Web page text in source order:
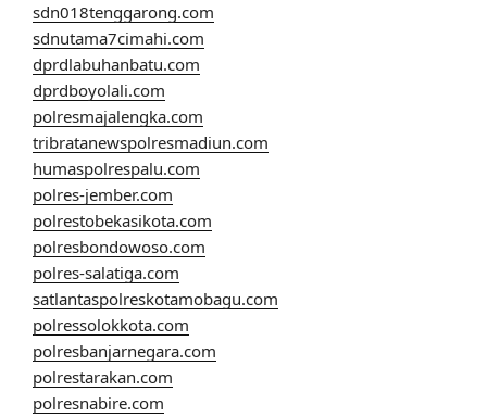
sdn018tenggarong.com
sdnutama7cimahi.com
dprdlabuhanbatu.com
dprdboyolali.com
polresmajalengka.com
tribratanewspolresmadiun.com
humaspolrespalu.com
polres-jember.com
polrestobekasikota.com
polresbondowoso.com
polres-salatiga.com
satlantaspolreskotamobagu.com
polressolokkota.com
polresbanjarnegara.com
polrestarakan.com
polresnabire.com